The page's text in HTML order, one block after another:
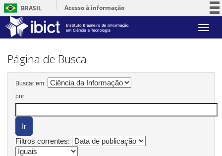
BRASIL
Acesso à informação
Serviços
Skip
Página de Busca
Buscar em:
por
Filtros correntes: